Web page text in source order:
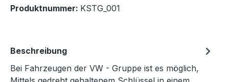
Produktnummer: KSTG_001
Beschreibung
Bei Fahrzeugen der VW - Gruppe ist es möglich,